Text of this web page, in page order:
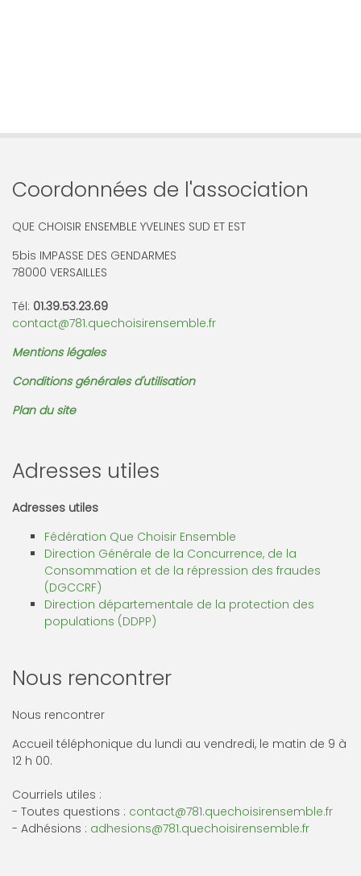
Coordonnées de l'association
QUE CHOISIR ENSEMBLE YVELINES SUD ET EST
5bis IMPASSE DES GENDARMES
78000 VERSAILLES
Tél: 01.39.53.23.69
contact@781.quechoisirensemble.fr
Mentions légales
Conditions générales d'utilisation
Plan du site
Adresses utiles
Adresses utiles
Fédération Que Choisir Ensemble
Direction Générale de la Concurrence, de la
Consommation et de la répression des fraudes
(DGCCRF)
Direction départementale de la protection des
populations (DDPP)
Nous rencontrer
Nous rencontrer
Accueil téléphonique du lundi au vendredi, le matin de 9 à
12 h 00.
Courriels utiles :
- Toutes questions : contact@781.quechoisirensemble.fr
- Adhésions : adhesions@781.quechoisirensemble.fr